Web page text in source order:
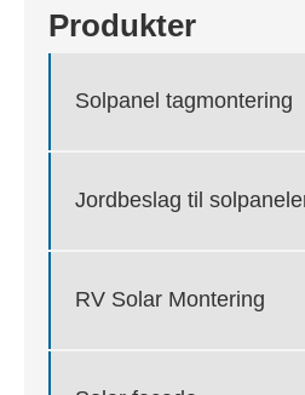
Produkter
Solpanel tagmontering
Jordbeslag til
RV Solar Montering